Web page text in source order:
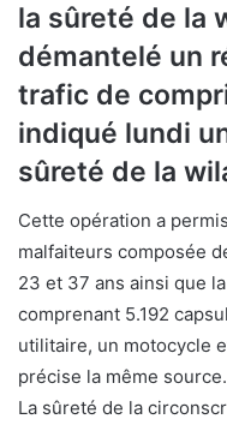
la sûreté de la
démantelé un
trafic de
indiqué lundi
sûreté de la
Cette opération a
malfaiteurs composée
23 et 37 ans ainsi que
comprenant 5.192
utilitaire, un motocycle
précise la même source.
La sûreté de la